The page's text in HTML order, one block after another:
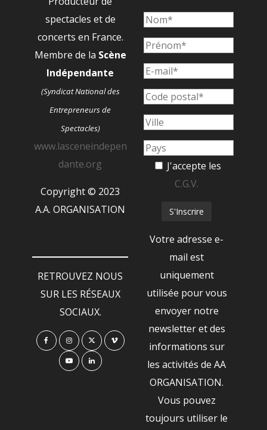
spectacles et de
concerts en France.
Membre de la Scène
Indépendante
(Syndicat National des
Entrepreneurs de
Spectacles)
www.lasceneindepen
dante.org
Copyright © 2023
A.A. ORGANISATION
RETROUVEZ NOUS
SUR LES RÉSEAUX
SOCIAUX.
J'accepte les
C.G.V.
Votre adresse e-
mail est
uniquement
utilisée pour vous
envoyer notre
newsletter et des
informations sur
les activités de AA
ORGANISATION.
Vous pouvez
toujours utiliser le